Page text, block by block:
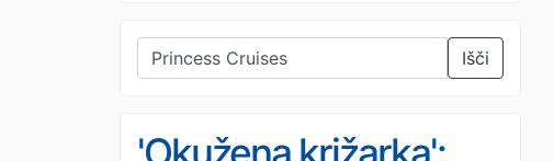
Išči